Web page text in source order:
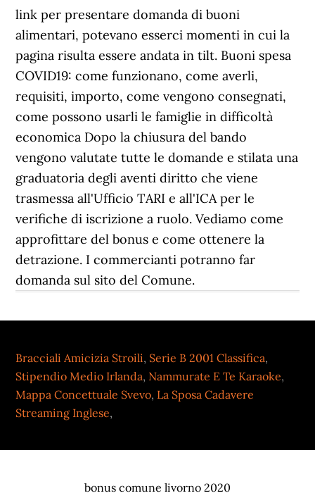
link per presentare domanda di buoni
alimentari, potevano esserci momenti in cui la
pagina risulta essere andata in tilt. Buoni spesa
COVID19: come funzionano, come averli,
requisiti, importo, come vengono consegnati,
come possono usarli le famiglie in difficoltà
economica Dopo la chiusura del bando
vengono valutate tutte le domande e stilata una
graduatoria degli aventi diritto che viene
trasmessa all'Ufficio TARI e all'ICA per le
verifiche di iscrizione a ruolo. Vediamo come
approfittare del bonus e come ottenere la
detrazione. I commercianti potranno far
domanda sul sito del Comune.
Bracciali Amicizia Stroili, Serie B 2001 Classifica,
Stipendio Medio Irlanda, Nammurate E Te Karaoke,
Mappa Concettuale Svevo, La Sposa Cadavere
Streaming Inglese,
bonus comune livorno 2020